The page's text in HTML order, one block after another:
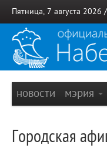
Пятница, 7 августа 2026 /
новости мэрия
Городская